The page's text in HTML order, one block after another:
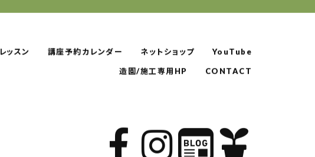
レッスン 講座予約カレンダー ネットショップ YouTube
造園/施工専用HP CONTACT